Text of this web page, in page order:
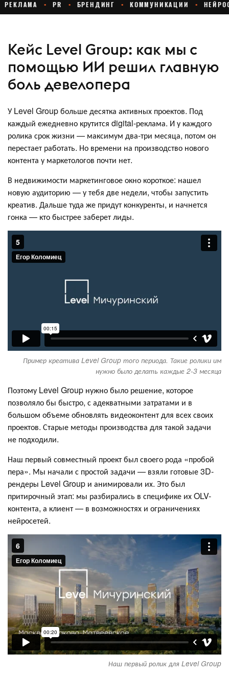
Кейс Level Group: как мы с
помощью ИИ решил главную
боль девелопера
У Level Group больше десятка активных проектов. Под
каждый ежедневно крутится digital-реклама. И у каждого
ролика срок жизни — максимум два-три месяца, потом он
перестает работать. Но времени на производство нового
контента у маркетологов почти нет.
В недвижимости маркетинговое окно короткое: нашел
новую аудиторию — у тебя две недели, чтобы запустить
креатив. Дальше туда же придут конкуренты, и начнется
гонка — кто быстрее заберет лиды.
Пример креатива Level Group того периода. Такие ролики им
нужно было делать каждые 2-3 месяца
Поэтому Level Group нужно было решение, которое
позволяло бы быстро, с адекватными затратами и в
большом объеме обновлять видеоконтент для всех своих
проектов. Старые методы производства для такой задачи
не подходили.
Наш первый совместный проект был своего рода «пробой
пера». Мы начали с простой задачи — взяли готовые 3D-
рендеры Level Group и анимировали их. Это был
притирочный этап: мы разбирались в специфике их OLV-
контента, а клиент — в возможностях и ограничениях
нейросетей.
Наш первый ролик для Level Group